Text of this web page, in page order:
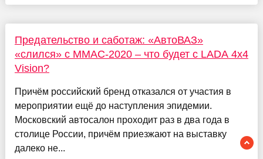
Предательство и саботаж: «АвтоВАЗ»
«слился» с ММАС-2020 – что будет с LADA 4x4
Vision?
Причём российский бренд отказался от участия в
мероприятии ещё до наступления эпидемии.
Московский автосалон проходит раз в два года в
столице России, причём приезжают на выставку
далеко не...